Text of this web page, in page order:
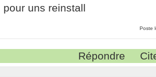
pour uns reinstall
Poste
Répondre